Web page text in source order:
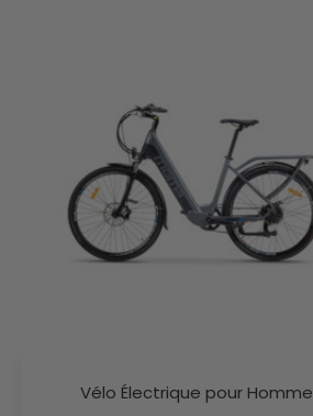
Vélo Électrique pour Homme